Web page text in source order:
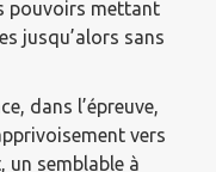
pouvoirs mettant
jusqu’alors sans
dans l’épreuve,
vers
un semblable à